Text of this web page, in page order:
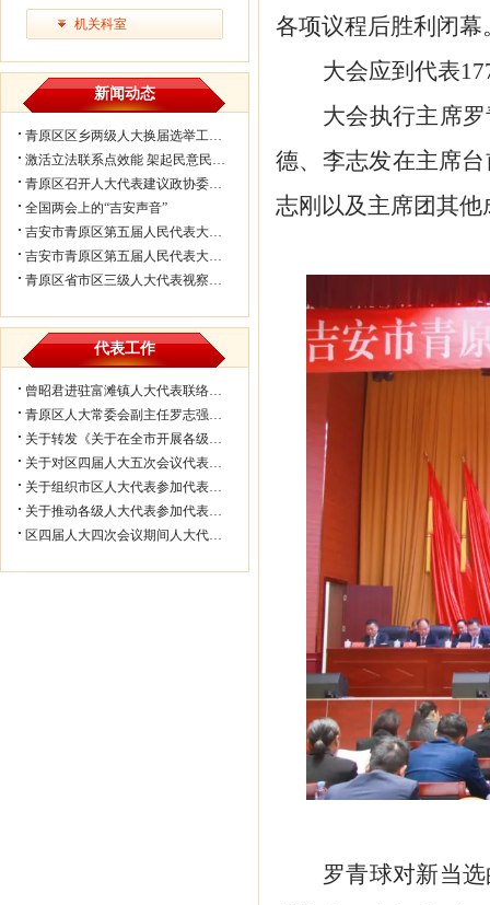
机关科室
新闻动态
青原区区乡两级人大换届选举工作会议...
激活立法联系点效能 架起民意民生连...
青原区召开人大代表建议政协委员提案...
全国两会上的“吉安声音”
吉安市青原区第五届人民代表大会第七...
吉安市青原区第五届人民代表大会第七...
青原区省市区三级人大代表视察民生实...
代表工作
曾昭君进驻富滩镇人大代表联络工作站...
青原区人大常委会副主任罗志强带队赴...
关于转发《关于在全市开展各级人大代...
关于对区四届人大五次会议代表所提部...
关于组织市区人大代表参加代表联络工...
关于推动各级人大代表参加代表联络工...
区四届人大四次会议期间人大代表审议...
各项议程后胜利闭幕
大会应到代表
大会执行主席
德、李志发在主席
志刚以及主席团其
罗青球对新当